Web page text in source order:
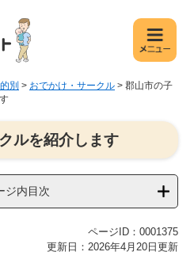
別 > おでかけ・サークル > 郡山市の子
ルを紹介します
ジ内目次
ページID：0001375
更新日：2026年4月20日更新